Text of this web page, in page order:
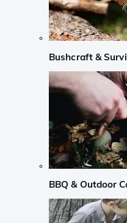
Bushcraft &
BBQ & Outdoor